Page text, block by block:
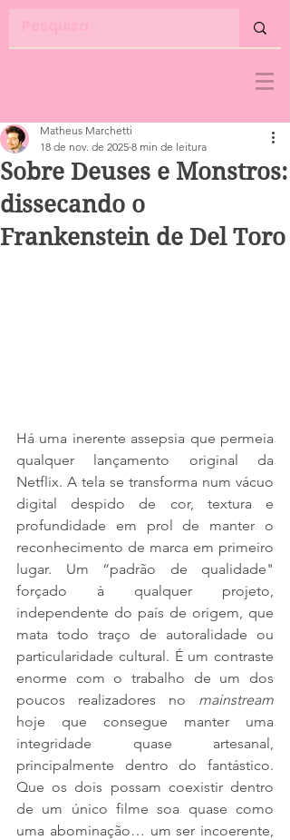
Sobre Deuses e Monstros:
dissecando o
Frankenstein de Del Toro
Matheus Marchetti
18 de nov. de 2025 8 min de leitura
Há uma inerente assepsia que permeia
qualquer lançamento original da
Netflix. A tela se transforma num vácuo
digital despido de cor, textura e
profundidade em prol de manter o
reconhecimento de marca em primeiro
lugar. Um “padrão de qualidade"
forçado à qualquer projeto,
independente do país de origem, que
mata todo traço de autoralidade ou
particularidade cultural. É um contraste
enorme com o trabalho de um dos
poucos realizadores no
hoje que consegue manter uma
integridade quase artesanal,
principalmente dentro do fantástico.
Que os dois possam coexistir dentro
de um único filme soa quase como
uma abominação… um ser incoerente,